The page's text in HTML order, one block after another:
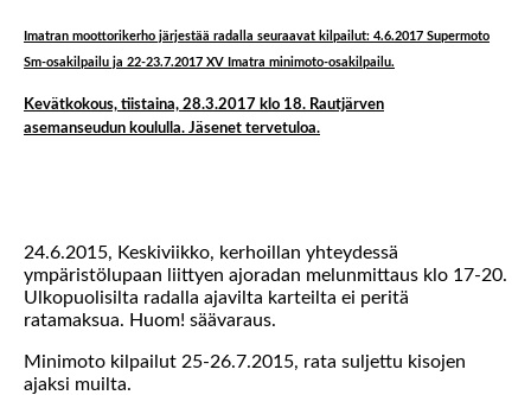
Imatran moottorikerho järjestää radalla seuraavat kilpailut: 4.6.2017 Supermoto
Sm-osakilpailu ja 22-23.7.2017 XV Imatra minimoto-osakilpailu.
Kevätkokous, tiistaina, 28.3.2017 klo 18. Rautjärven
asemanseudun koululla. Jäsenet tervetuloa.
24.6.2015, Keskiviikko, kerhoillan yhteydessä
ympäristölupaan liittyen ajoradan melunmittaus klo 17-20.
Ulkopuolisilta radalla ajavilta karteilta ei peritä
ratamaksua. Huom! säävaraus.
Minimoto kilpailut 25-26.7.2015, rata suljettu kisojen
ajaksi muilta.